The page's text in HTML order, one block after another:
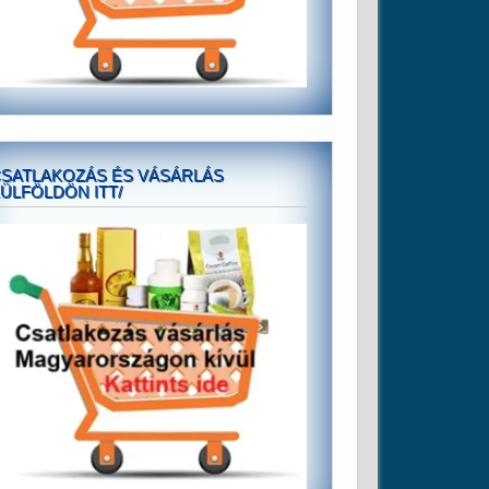
ÉS VÁSÁRLÁS
ITT/